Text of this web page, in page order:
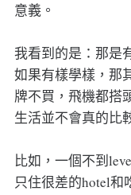
意義。
我看到的是：那是
如果有樣學樣，那
牌不買，飛機都搭
生活並不會真的比
比如，一個不到
只住很差的hotel和